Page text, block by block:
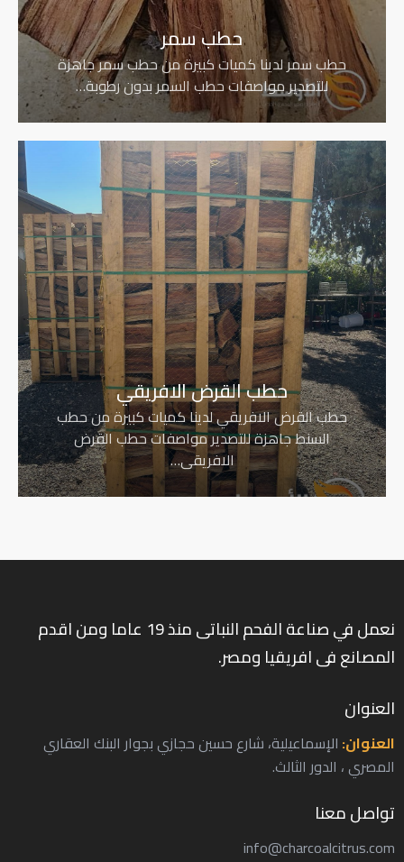
حطب سمر
حطب سمر لدينا كميات كبيرة من حطب سمر جاهزة
للتصدير مواصفات حطب السمر بدون رطوبة…
حطب القرض الافريقي
حطب القرض الافريقي لدينا كميات كبيرة من حطب
السنط جاهزة للتصدير مواصفات حطب القرض
الافريقي…
نعمل في صناعة الفحم النباتى منذ 19 عاما ومن اقدم
المصانع فى افريقيا ومصر.
العنوان
العنوان: الإسماعيلية، شارع حسين حجازي بجوار البنك العقاري
المصري ، الدور الثالث.
تواصل معنا
info@charcoalcitrus.com